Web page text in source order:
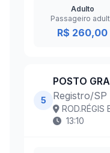
Adulto
Passageiro
R$ 260,00
5
POSTO
Registro/SP
13:10